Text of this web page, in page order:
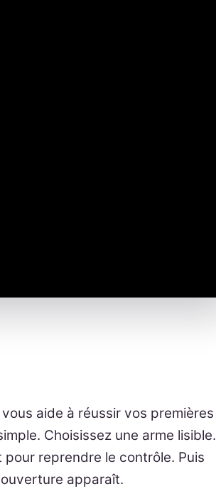
aide à réussir vos premières
Choisissez une arme lisible.
reprendre le contrôle. Puis
apparaît.